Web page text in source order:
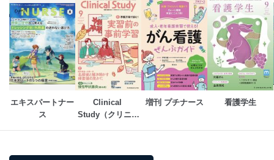
１．個人情報保護管理者
当社は以下の個人情報保護管理者を設置し、個人情報保
護管理者の責任のもと、個人情報を取得・アクセス・利
用・提供・管理いたします。
東京都渋谷区南平台町16-11
株式会社富士山マガジンサービス
代表取締役会長 西野 伸一郎
個人情報保護管理者: 経営管理グループディレクター 前
田 嘉也
２．利用目的
エキスパートナー
ス
Clinical
Study（クリニカ
増刊 プチナース 看護学生